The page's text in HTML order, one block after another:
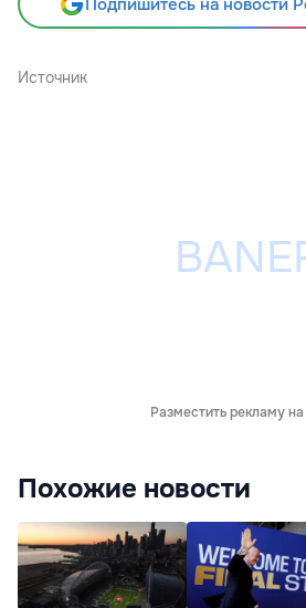
Подпишитесь на новости
Источник
Разместить рекламу
Похожие новости